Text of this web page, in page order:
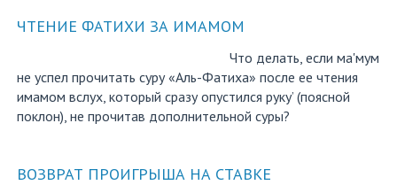
ЧТЕНИЕ ФАТИХИ ЗА ИМАМОМ
Что делать, если ма'мум
не успел прочитать суру «Аль-Фатиха» после ее чтения
имамом вслух, который сразу опустился руку’ (поясной
поклон), не прочитав дополнительной суры?
ВОЗВРАТ ПРОИГРЫША НА СТАВКЕ